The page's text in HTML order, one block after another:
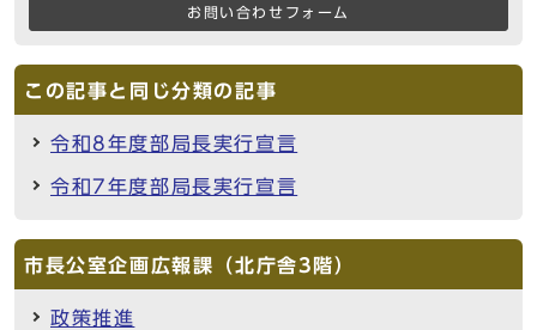
お問い合わせフォーム
この記事と同じ分類の記事
令和8年度部局長実行宣言
令和7年度部局長実行宣言
市長公室企画広報課（北庁舎3階）
政策推進